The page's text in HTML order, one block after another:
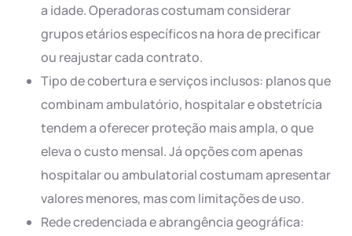
a idade. Operadoras costumam considerar
grupos etários específicos na hora de precificar
ou reajustar cada contrato.
Tipo de cobertura e serviços inclusos: planos que
combinam ambulatório, hospitalar e obstetrícia
tendem a oferecer proteção mais ampla, o que
eleva o custo mensal. Já opções com apenas
hospitalar ou ambulatorial costumam apresentar
valores menores, mas com limitações de uso.
Rede credenciada e abrangência geográfica: